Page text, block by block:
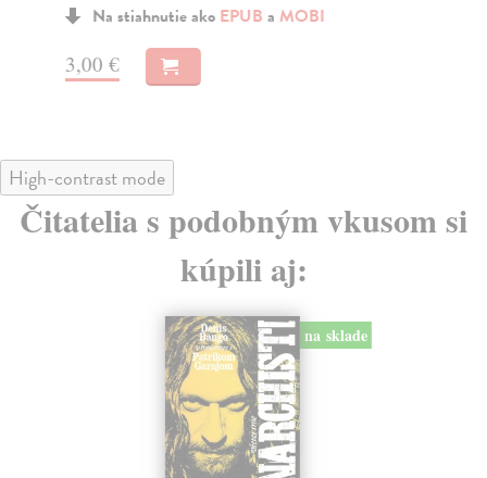
Na stiahnutie ako EPUB a MOBI
3,00 €
High-contrast mode
Čitatelia s podobným vkusom si
kúpili aj:
na sklade